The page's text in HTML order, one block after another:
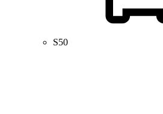
S50